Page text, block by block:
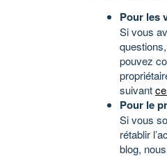
Pour les
Si vous
pouvez
suivant
Pour le
Si vous
rétablir
blog,